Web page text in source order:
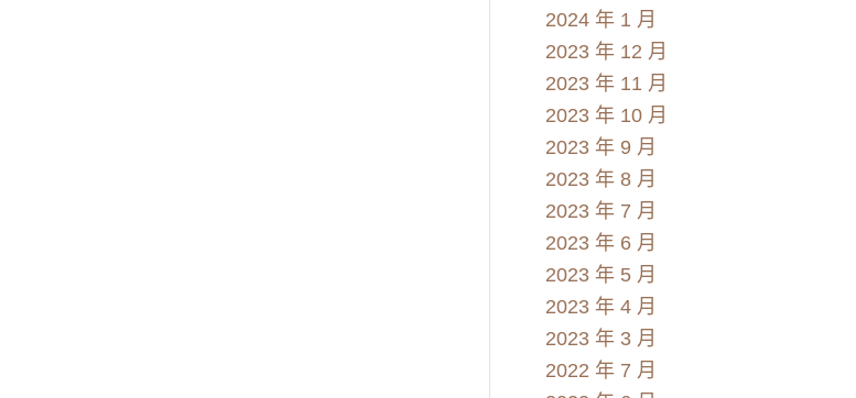
2024 年 1 月
2023 年 12 月
2023 年 11 月
2023 年 10 月
2023 年 9 月
2023 年 8 月
2023 年 7 月
2023 年 6 月
2023 年 5 月
2023 年 4 月
2023 年 3 月
2022 年 7 月